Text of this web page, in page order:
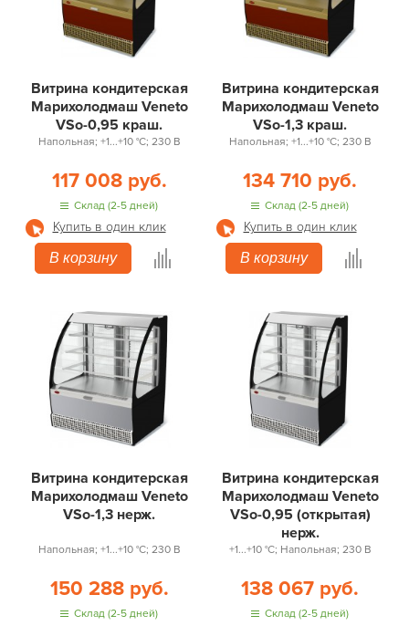
Витрина кондитерская
Марихолодмаш Veneto
VSo-0,95 краш.
Напольная; +1...+10 °С; 230 В
117 008 руб.
Склад (2-5 дней)
Купить в один клик
В корзину
Витрина кондитерская
Марихолодмаш Veneto
VSo-1,3 краш.
Напольная; +1...+10 °С; 230 В
134 710 руб.
Склад (2-5 дней)
Купить в один клик
В корзину
Витрина кондитерская
Марихолодмаш Veneto
VSo-1,3 нерж.
Напольная; +1...+10 °С; 230 В
150 288 руб.
Склад (2-5 дней)
Витрина кондитерская
Марихолодмаш Veneto
VSо-0,95 (открытая)
нерж.
+1...+10 °С; Напольная; 230 В
138 067 руб.
Склад (2-5 дней)